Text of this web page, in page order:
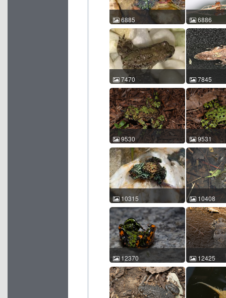
6885
东方铃蟾 Bombina
orientalis 陈承 0000-00-00
00:00:00 中国辽宁 ACM
id:6885
6886
东方铃蟾
orientalis 陈
22:02:56 中
id:6886
7470
东方铃蟾 Bombina
orientalis 颜建辉 2017-08-
18 20:17:47 中国山东 ACM
id:7470
7845
东方铃蟾
orientalis 颜
00 00:00:00
id:7845
9530
东方铃蟾 Bombina
orientalis 卢宸祺 卢宸祺
2021-07-07 23:05:39 中国
辽宁 ACM id:9530
9531
东方铃蟾
orientalis 卢
2021-07-07
辽宁 ACM
10315
东方铃蟾 Bombina
orientalis Bergmann
Leandro 2022-08-17
15:16:54 China ACM
id:10315
10408
东方铃蟾
orientalis 张
10:39:19 中
id:10408
12370
东方铃蟾 Bombina
orientalis 赵 一越 2025-08-
03 20:58:46 中国吉林 ACM
id:12370
12425
东方铃蟾
orientalis 胡
13
id:12425